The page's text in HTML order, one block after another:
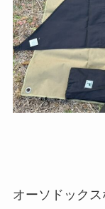
オーソドック